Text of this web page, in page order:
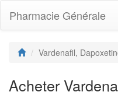
Pharmacie Générale
Vardenafil,
Acheter